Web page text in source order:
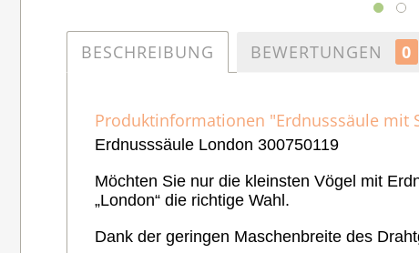
BESCHREIBUNG BEWERTUNGEN 0
Produktinformationen "Erdnusssäule mit
Erdnusssäule London 300750119
Möchten Sie nur die kleinsten Vögel mit
„London“ die richtige Wahl.
Dank der geringen Maschenbreite des